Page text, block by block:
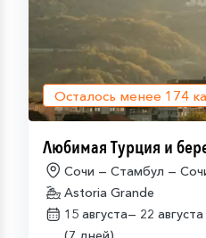
Осталось менее 174
Любимая Турция и
Сочи — Стамбул —
Astoria Grande
15 августа— 22 августа